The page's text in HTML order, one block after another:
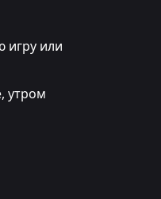
игру или
утром